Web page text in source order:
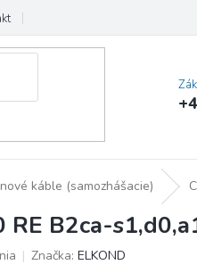
káble (samozhášacie)
RE B2ca-
Značka: ELKOND